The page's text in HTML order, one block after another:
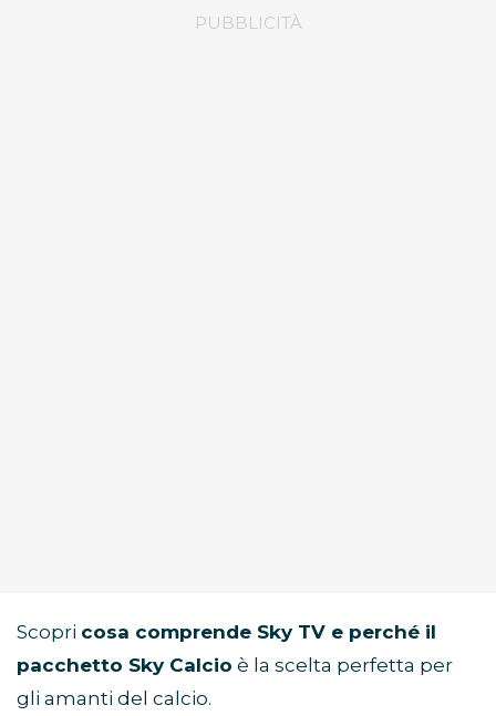
Scopri cosa comprende Sky TV e perché il
pacchetto Sky Calcio è la scelta perfetta per
gli amanti del calcio.